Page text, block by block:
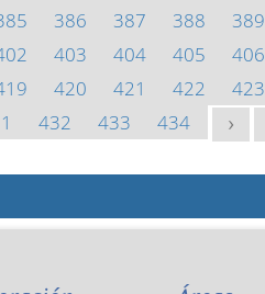
386 387 388 389
403 404 405 406
420 421 422 423
432 433 434 >